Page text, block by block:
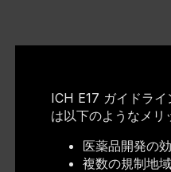
ICH E17 ガイドラ
は以下のようなメリ
医薬品開発の
複数の規制地